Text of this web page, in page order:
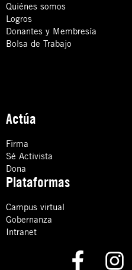
Quiénes somos
Logros
Donantes y Membresía
Bolsa de Trabajo
Actúa
Firma
Sé Activista
Dona
Plataformas
Campus virtual
Gobernanza
Intranet